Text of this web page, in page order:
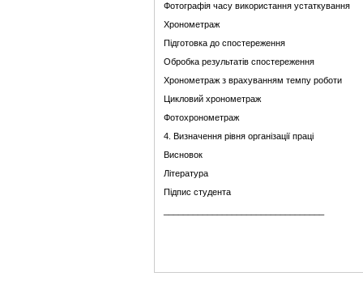
Фотографія часу використання устаткування
Хронометраж
Підготовка до спостереження
Обробка результатів спостереження
Хронометраж з врахуванням темпу роботи
Цикловий хронометраж
Фотохронометраж
4. Визначення рівня організації праці
Висновок
Література
Підпис студента